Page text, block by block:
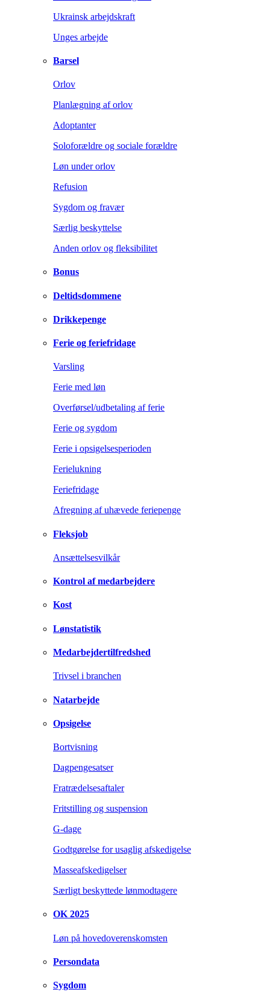
Ukrainsk arbejdskraft
Unges arbejde
Barsel
Orlov
Planlægning af orlov
Adoptanter
Soloforældre og sociale forældre
Løn under orlov
Refusion
Sygdom og fravær
Særlig beskyttelse
Anden orlov og fleksibilitet
Bonus
Deltidsdommene
Drikkepenge
Ferie og feriefridage
Varsling
Ferie med løn
Overførsel/udbetaling af ferie
Ferie og sygdom
Ferie i opsigelsesperioden
Ferielukning
Feriefridage
Afregning af uhævede feriepenge
Fleksjob
Ansættelsesvilkår
Kontrol af medarbejdere
Kost
Lønstatistik
Medarbejdertilfredshed
Trivsel i branchen
Natarbejde
Opsigelse
Bortvisning
Dagpengesatser
Fratrædelsesaftaler
Fritstilling og suspension
G-dage
Godtgørelse for usaglig afskedigelse
Masseafskedigelser
Særligt beskyttede lønmodtagere
OK 2025
Løn på hovedoverenskomsten
Persondata
Sygdom